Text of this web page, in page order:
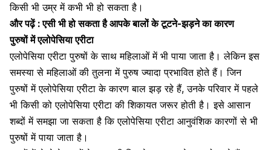
किसी भी उम्र में कभी भी हो सकता है।
और पढ़ें :एसी भी हो सकता है आपके बालों के टूटने-झड़ने का कारण
पुरुषों में एलोपेसिया एरीटा
एलोपेसिया एरीटा पुरुषों के साथ महिलाओं में भी पाया जाता है। लेकिन इस
समस्या से महिलाओं की तुलना में पुरुष ज्यादा प्रभावित होते हैं। जिन
पुरुषों में एलोपेसिया एरीटा के कारण बाल झड़ रहे हैं, उनके परिवार में पहले
भी किसी को एलोपेसिया एरीटा की शिकायत जरूर होती है। इसे आसान
शब्दों में समझा जा सकता है कि एलोपेसिया एरीटा आनुवंशिक कारणों से भी
पुरुषों में पाया जाता है।